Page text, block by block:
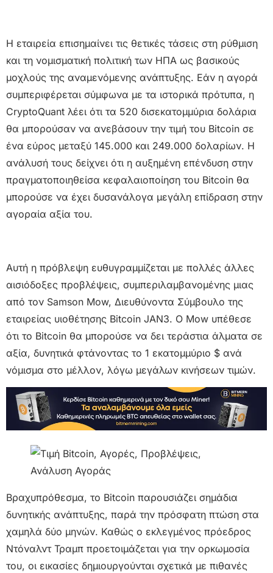
Η εταιρεία επισημαίνει τις θετικές τάσεις στη ρύθμιση
και τη νομισματική πολιτική των ΗΠΑ ως βασικούς
μοχλούς της αναμενόμενης ανάπτυξης. Εάν η αγορά
συμπεριφέρεται σύμφωνα με τα ιστορικά πρότυπα, η
CryptoQuant λέει ότι τα 520 δισεκατομμύρια δολάρια
θα μπορούσαν να ανεβάσουν την τιμή του Bitcoin σε
ένα εύρος μεταξύ 145.000 και 249.000 δολαρίων. Η
ανάλυσή τους δείχνει ότι η αυξημένη επένδυση στην
πραγματοποιηθείσα κεφαλαιοποίηση του Bitcoin θα
μπορούσε να έχει δυσανάλογα μεγάλη επίδραση στην
αγοραία αξία του.
Αυτή η πρόβλεψη ευθυγραμμίζεται με πολλές άλλες
αισιόδοξες προβλέψεις, συμπεριλαμβανομένης μιας
από τον Samson Mow, Διευθύνοντα Σύμβουλο της
εταιρείας υιοθέτησης Bitcoin JAN3. Ο Mow υπέθεσε
ότι το Bitcoin θα μπορούσε να δει τεράστια άλματα σε
αξία, δυνητικά φτάνοντας το 1 εκατομμύριο $ ανά
νόμισμα στο μέλλον, λόγω μεγάλων κινήσεων τιμών.
Βραχυπρόθεσμα, το Bitcoin παρουσιάζει σημάδια
δυνητικής ανάπτυξης, παρά την πρόσφατη πτώση στα
χαμηλά δύο μηνών. Καθώς ο εκλεγμένος πρόεδρος
Ντόναλντ Τραμπ προετοιμάζεται για την ορκωμοσία
του, οι εικασίες δημιουργούνται σχετικά με πιθανές